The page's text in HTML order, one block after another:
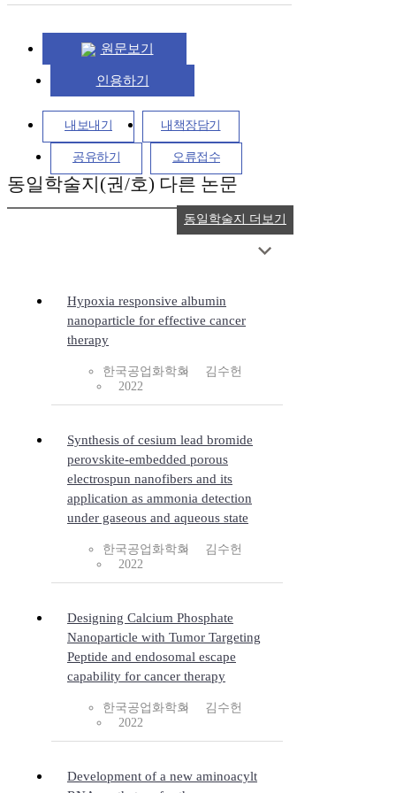
원문보기
인용하기
내보내기 내책장담기
공유하기 오류접수
동일학술지(권/호) 다른 논문
Hypoxia responsive albumin
nanoparticle for effective cancer
therapy
한국공업화학회
김수헌
2022
Synthesis of cesium lead bromide
perovskite-embedded porous
electrospun nanofibers and its
application as ammonia detection
under gaseous and aqueous state
한국공업화학회
김수헌
2022
Designing Calcium Phosphate
Nanoparticle with Tumor Targeting
Peptide and endosomal escape
capability for cancer therapy
한국공업화학회
김수헌
2022
Development of a new aminoacylt
동일학술지 더보기